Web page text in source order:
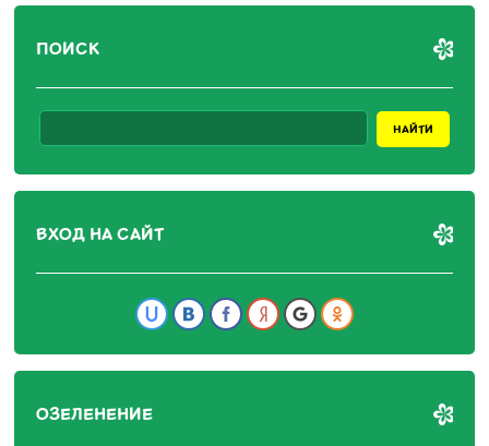
ПОИСК
ВХОД НА САЙТ
ОЗЕЛЕНЕНИЕ